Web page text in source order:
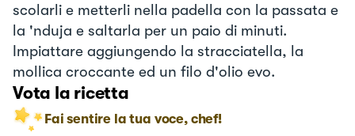
scolarli e metterli nella padella con la passata e
la 'nduja e saltarla per un paio di minuti.
Impiattare aggiungendo la stracciatella, la
mollica croccante ed un filo d'olio evo.
Vota la ricetta
Fai sentire la tua voce, chef!